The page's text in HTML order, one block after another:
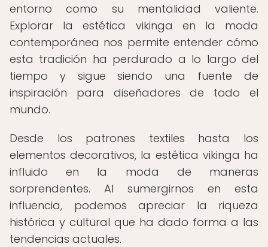
entorno como su mentalidad valiente.
Explorar la estética vikinga en la moda
contemporánea nos permite entender cómo
esta tradición ha perdurado a lo largo del
tiempo y sigue siendo una fuente de
inspiración para diseñadores de todo el
mundo.
Desde los patrones textiles hasta los
elementos decorativos, la estética vikinga ha
influido en la moda de maneras
sorprendentes. Al sumergirnos en esta
influencia, podemos apreciar la riqueza
histórica y cultural que ha dado forma a las
tendencias actuales.